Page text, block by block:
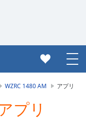
WZRC 1480 AM アプリ
プリ